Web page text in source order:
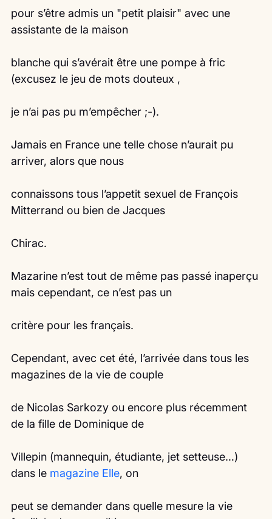
pour s’être admis un "petit plaisir" avec une
assistante de la maison
blanche qui s’avérait être une pompe à fric
(excusez le jeu de mots douteux ,
je n’ai pas pu m’empêcher ;-).
Jamais en France une telle chose n’aurait pu
arriver, alors que nous
connaissons tous l’appetit sexuel de François
Mitterrand ou bien de Jacques
Chirac.
Mazarine n’est tout de même pas passé inaperçu
mais cependant, ce n’est pas un
critère pour les français.
Cependant, avec cet été, l’arrivée dans tous les
magazines de la vie de couple
de Nicolas Sarkozy ou encore plus récemment
de la fille de Dominique de
Villepin (mannequin, étudiante, jet setteuse…)
dans le magazine Elle, on
peut se demander dans quelle mesure la vie